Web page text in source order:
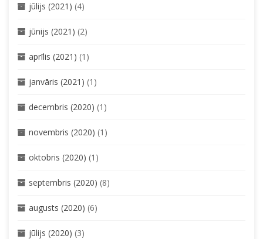
jūlijs (2021) (4)
jūnijs (2021) (2)
aprīlis (2021) (1)
janvāris (2021) (1)
decembris (2020) (1)
novembris (2020) (1)
oktobris (2020) (1)
septembris (2020) (8)
augusts (2020) (6)
jūlijs (2020) (3)